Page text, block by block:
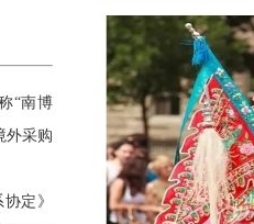
“南博
外采购
定》